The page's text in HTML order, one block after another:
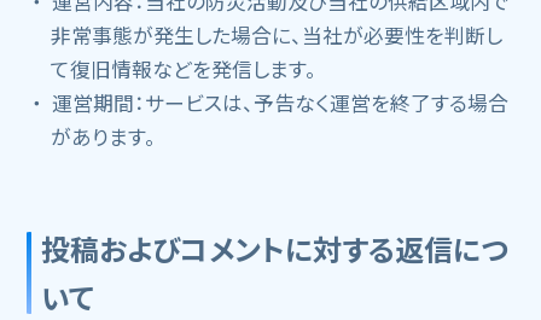
非常事態が発生した場合に、当社が必要性を判断し
て復旧情報などを発信します。
運営期間：サービスは、予告なく運営を終了する場合
があります。
投稿およびコメントに対する返信につ
いて